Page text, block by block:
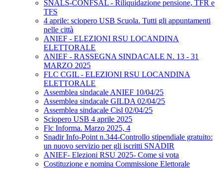
SNALS-CONFSAL - Riliquidazione pensione, TFR e
TFS
4 aprile: sciopero USB Scuola. Tutti gli appuntamenti
nelle città
ANIEF - ELEZIONI RSU LOCANDINA
ELETTORALE
ANIEF - RASSEGNA SINDACALE N. 13 - 31
MARZO 2025
FLC CGIL - ELEZIONI RSU LOCANDINA
ELETTORALE
Assemblea sindacale ANIEF 10/04/25
Assemblea sindacale GILDA 02/04/25
Assemblea sindacale Cisl 02/04/25
Sciopero USB 4 aprile 2025
Flc Informa. Marzo 2025, 4
Snadir Info-Point n.344-Controllo stipendiale gratuito:
un nuovo servizio per gli iscritti SNADIR
ANIEF- Elezioni RSU 2025- Come si vota
Costituzione e nomina Commissione Elettorale